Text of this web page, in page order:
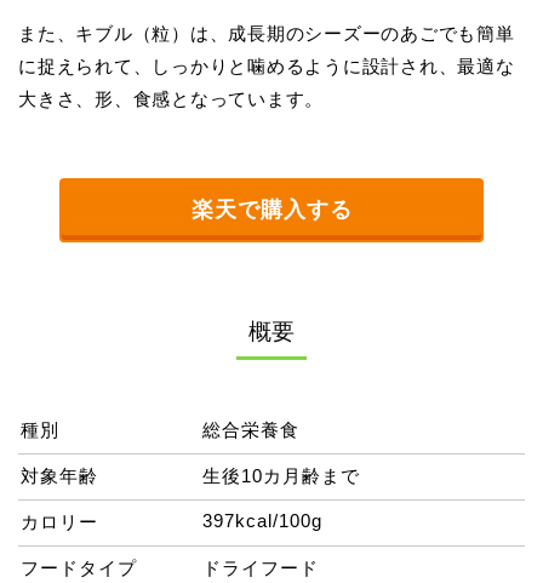
また、キブル（粒）は、成長期のシーズーのあごでも簡単
に捉えられて、しっかりと噛めるように設計され、最適な
大きさ、形、食感となっています。
楽天で購入する
概要
種別 総合栄養食
対象年齢 生後10カ月齢まで
カロリー 397kcal/100g
フードタイプ ドライフード